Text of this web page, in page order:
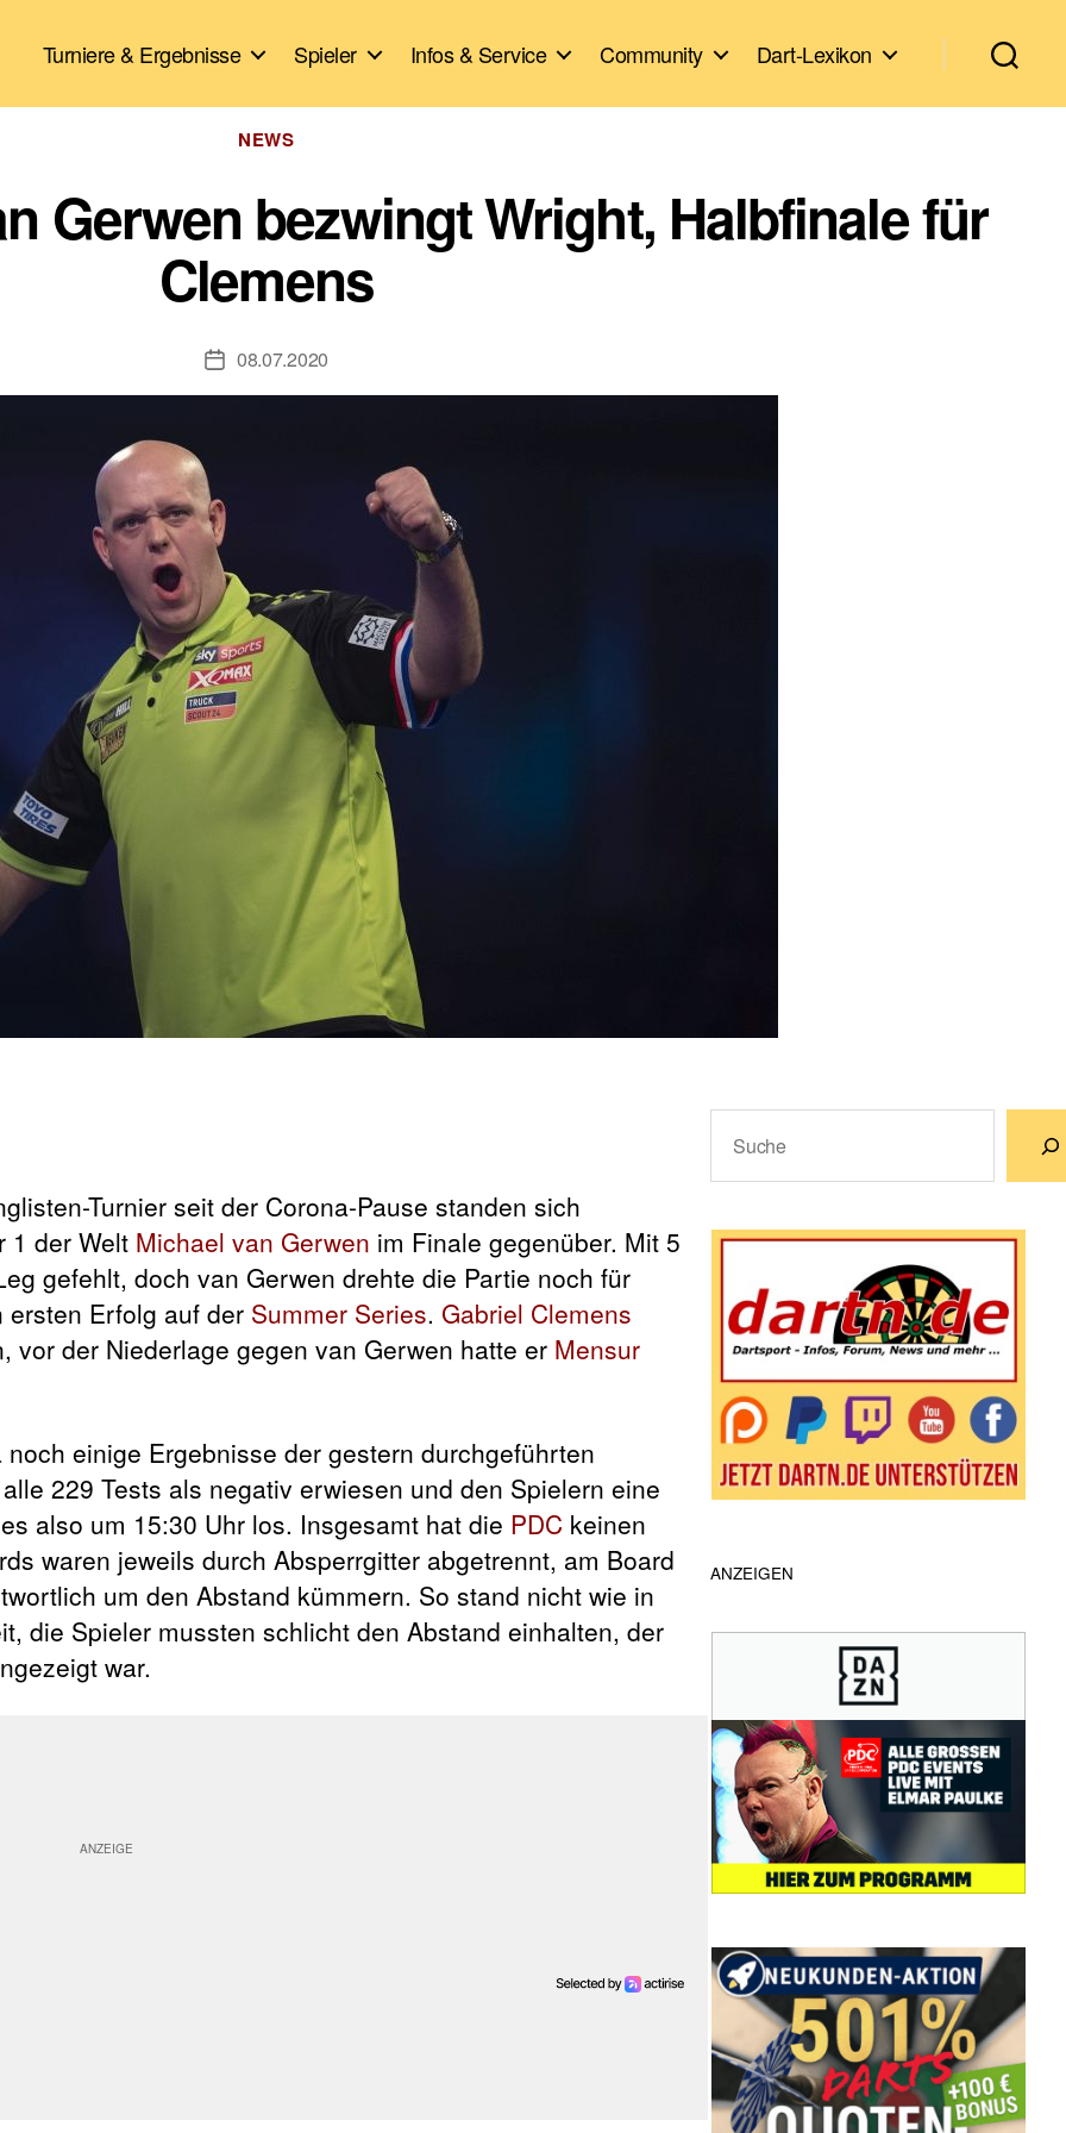
Turniere & Ergebnisse Spieler Infos & Service Community Dart-Lexikon
Kategorien
NEWS
Gerwen bezwingt Wright, Halbfinale für
Clemens
Veröffentlichungsdatum
08.07.2020
Turnier seit der Corona-Pause standen sich
1 der Welt Michael van Gerwen im Finale gegenüber. Mit 5
gefehlt, doch van Gerwen drehte die Partie noch für
ersten Erfolg auf der Summer Series. Gabriel Clemens
der Niederlage gegen van Gerwen hatte er Mensur
einige Ergebnisse der gestern durchgeführten
229 Tests als negativ erwiesen und den Spielern eine
also um 15:30 Uhr los. Insgesamt hat die PDC keinen
waren jeweils durch Absperrgitter abgetrennt, am Board
um den Abstand kümmern. So stand nicht wie in
die Spieler mussten schlicht den Abstand einhalten, der
war.
ANZEIGEN